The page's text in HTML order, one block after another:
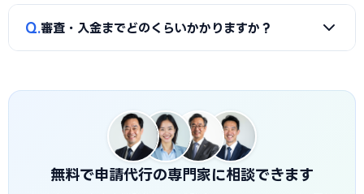
市の地域特性や自社の強みを盛り込んだ計画書ほど高く評価
されます。申請代行はこの作り込みを専門的に支援します。
A
補助金は原則「後払い（精算払い）」です。採択後にいっ
Q 審査・入金までどのくらいかかりますか？
決定・事業実施・実績報告を経て入金されるため、申請から
入金まで半年〜1年程度かかるのが一般的です。京都市独自の
補助金は予算上限に達し次第終了する場合があるため、早め
の相談・申請が有利です。
無料で申請代行の専門家に相談できます